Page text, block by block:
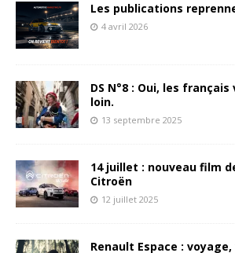
Les publications
4 avril 2026
DS N°8 : Oui, les
loin.
13 septembre 2025
14 juillet : nouveau film
Citroën
12 juillet 2025
Renault Espace :